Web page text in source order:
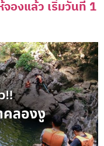
องแล้ว เริ่มวันที่ 1